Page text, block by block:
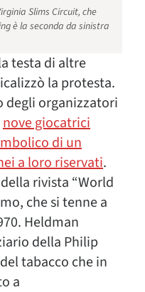
Slims Circuit, che
è la seconda da sinistra
testa di altre
la protesta.
organizzatori
nove giocatrici
di un
a loro riservati.
rivista “World
che si tenne a
Heldman
della Philip
tabacco che in
a